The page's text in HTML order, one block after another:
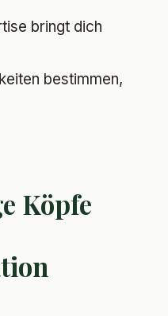
bringt dich
bestimmen,
Köpfe